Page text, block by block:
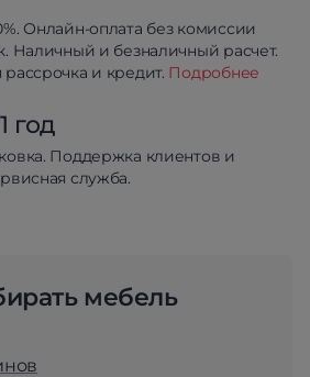
Онлайн-оплата без комиссии
Наличный и безналичный расчет.
и кредит. Подробнее
год
Поддержка клиентов и
служба.
мебель